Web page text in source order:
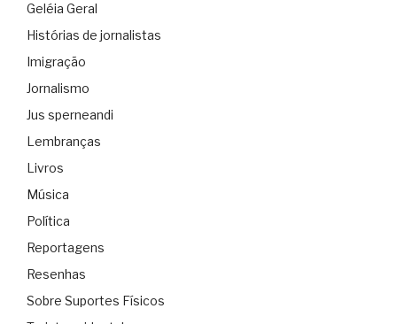
Geléia Geral
Histórias de jornalistas
Imigração
Jornalismo
Jus sperneandi
Lembranças
Livros
Música
Política
Reportagens
Resenhas
Sobre Suportes Físicos